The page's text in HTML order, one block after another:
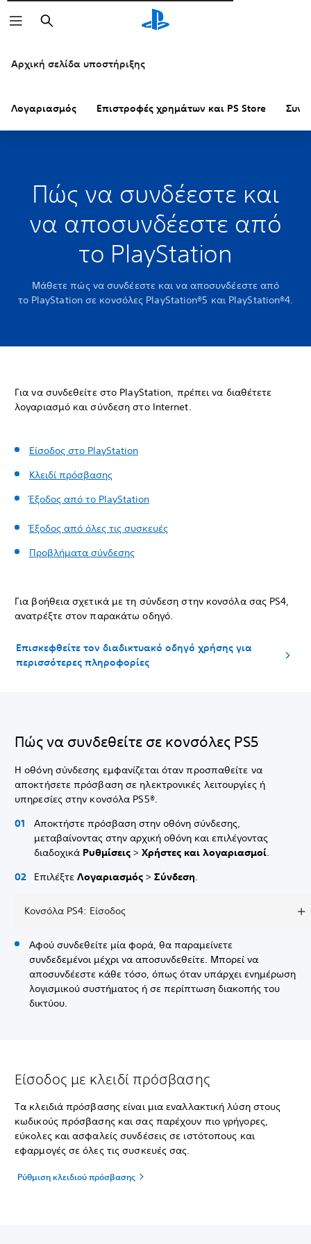
Αναζήτηση
Αρχική σελίδα υποστήριξης
Λογαριασμός Επιστροφές χρημάτων και PS Store
Πώς να συνδέεστε και
να αποσυνδέεστε από
το PlayStation
Μάθετε πώς να συνδέεστε και να αποσυνδέεστε από
το PlayStation σε κονσόλες PlayStation®5 και PlayStation®4.
Για να συνδεθείτε στο PlayStation, πρέπει να διαθέτετε
λογαριασμό και σύνδεση στο Internet.
Είσοδος στο PlayStation
Κλειδί πρόσβασης
Έξοδος από το PlayStation
Έξοδος από όλες τις συσκευές
Προβλήματα σύνδεσης
Για βοήθεια σχετικά με τη σύνδεση στην κονσόλα σας PS4,
ανατρέξτε στον παρακάτω οδηγό.
Επισκεφθείτε τον διαδικτυακό οδηγό χρήσης για
περισσότερες πληροφορίες
Πώς να συνδεθείτε σε κονσόλες PS5
Η οθόνη σύνδεσης εμφανίζεται όταν προσπαθείτε να
αποκτήσετε πρόσβαση σε ηλεκτρονικές λειτουργίες ή
υπηρεσίες στην κονσόλα PS5®.
Αποκτήστε πρόσβαση στην οθόνη σύνδεσης,
μεταβαίνοντας στην αρχική οθόνη και επιλέγοντας
διαδοχικά Ρυθμίσεις > Χρήστες και λογαριασμοί.
Επιλέξτε Λογαριασμός > Σύνδεση.
Κονσόλα PS4: Είσοδος
Αφού συνδεθείτε μία φορά, θα παραμείνετε
συνδεδεμένοι μέχρι να αποσυνδεθείτε. Μπορεί να
αποσυνδέεστε κάθε τόσο, όπως όταν υπάρχει ενημέρωση
λογισμικού συστήματος ή σε περίπτωση διακοπής του
δικτύου.
Είσοδος με κλειδί πρόσβασης
Τα κλειδιά πρόσβασης είναι μια εναλλακτική λύση στους
κωδικούς πρόσβασης και σας παρέχουν πιο γρήγορες,
εύκολες και ασφαλείς συνδέσεις σε ιστότοπους και
εφαρμογές σε όλες τις συσκευές σας.
Ρύθμιση κλειδιού πρόσβασης